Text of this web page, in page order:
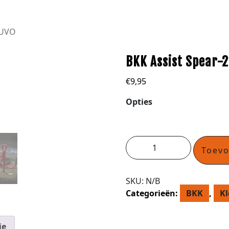
BKK Assist Spear-
€9,95
Opties
SKU: N/B
Categorieën:
BKK ,